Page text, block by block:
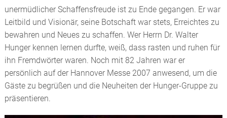
unermüdlicher Schaffensfreude ist zu Ende gegangen. Er war
Leitbild und Visionär, seine Botschaft war stets, Erreichtes zu
bewahren und Neues zu schaffen. Wer Herrn Dr. Walter
Hunger kennen lernen durfte, weiß, dass rasten und ruhen für
ihn Fremdwörter waren. Noch mit 82 Jahren war er
persönlich auf der Hannover Messe 2007 anwesend, um die
Gäste zu begrüßen und die Neuheiten der Hunger-Gruppe zu
präsentieren.